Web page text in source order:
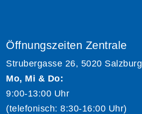
Öffnungszeiten Zentrale
Strubergasse 26, 5020 Salzburg
Mo, Mi & Do:
9:00-13:00 Uhr
(telefonisch: 8:30-16:00 Uhr)